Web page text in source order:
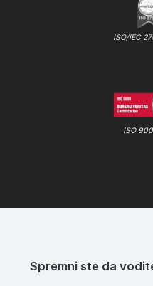
ISO/IEC
ISO
Spremni ste da